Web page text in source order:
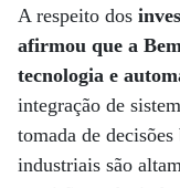
A respeito dos
afirmou que a
tecnologia e
integração de
tomada de decisões
industriais são